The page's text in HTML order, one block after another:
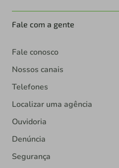
Fale com a gente
Fale conosco
Nossos canais
Telefones
Localizar uma agência
Ouvidoria
Denúncia
Segurança